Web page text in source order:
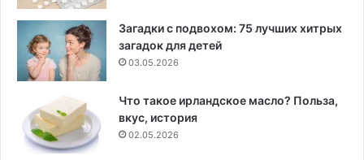
Загадки с подвохом: 75 лучших хитрых
загадок для детей
03.05.2026
Что такое ирландское масло? Польза,
вкус, история
02.05.2026